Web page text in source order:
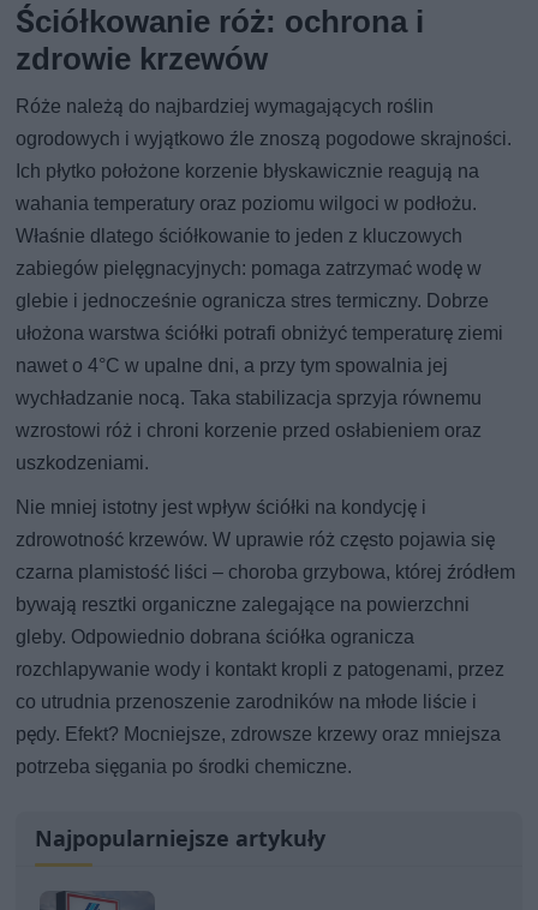
Ściółkowanie róż: ochrona i
zdrowie krzewów
Róże należą do najbardziej wymagających roślin
ogrodowych i wyjątkowo źle znoszą pogodowe skrajności.
Ich płytko położone korzenie błyskawicznie reagują na
wahania temperatury oraz poziomu wilgoci w podłożu.
Właśnie dlatego ściółkowanie to jeden z kluczowych
zabiegów pielęgnacyjnych: pomaga zatrzymać wodę w
glebie i jednocześnie ogranicza stres termiczny. Dobrze
ułożona warstwa ściółki potrafi obniżyć temperaturę ziemi
nawet o 4°C w upalne dni, a przy tym spowalnia jej
wychładzanie nocą. Taka stabilizacja sprzyja równemu
wzrostowi róż i chroni korzenie przed osłabieniem oraz
uszkodzeniami.
Nie mniej istotny jest wpływ ściółki na kondycję i
zdrowotność krzewów. W uprawie róż często pojawia się
czarna plamistość liści – choroba grzybowa, której źródłem
bywają resztki organiczne zalegające na powierzchni
gleby. Odpowiednio dobrana ściółka ogranicza
rozchlapywanie wody i kontakt kropli z patogenami, przez
co utrudnia przenoszenie zarodników na młode liście i
pędy. Efekt? Mocniejsze, zdrowsze krzewy oraz mniejsza
potrzeba sięgania po środki chemiczne.
Najpopularniejsze artykuły